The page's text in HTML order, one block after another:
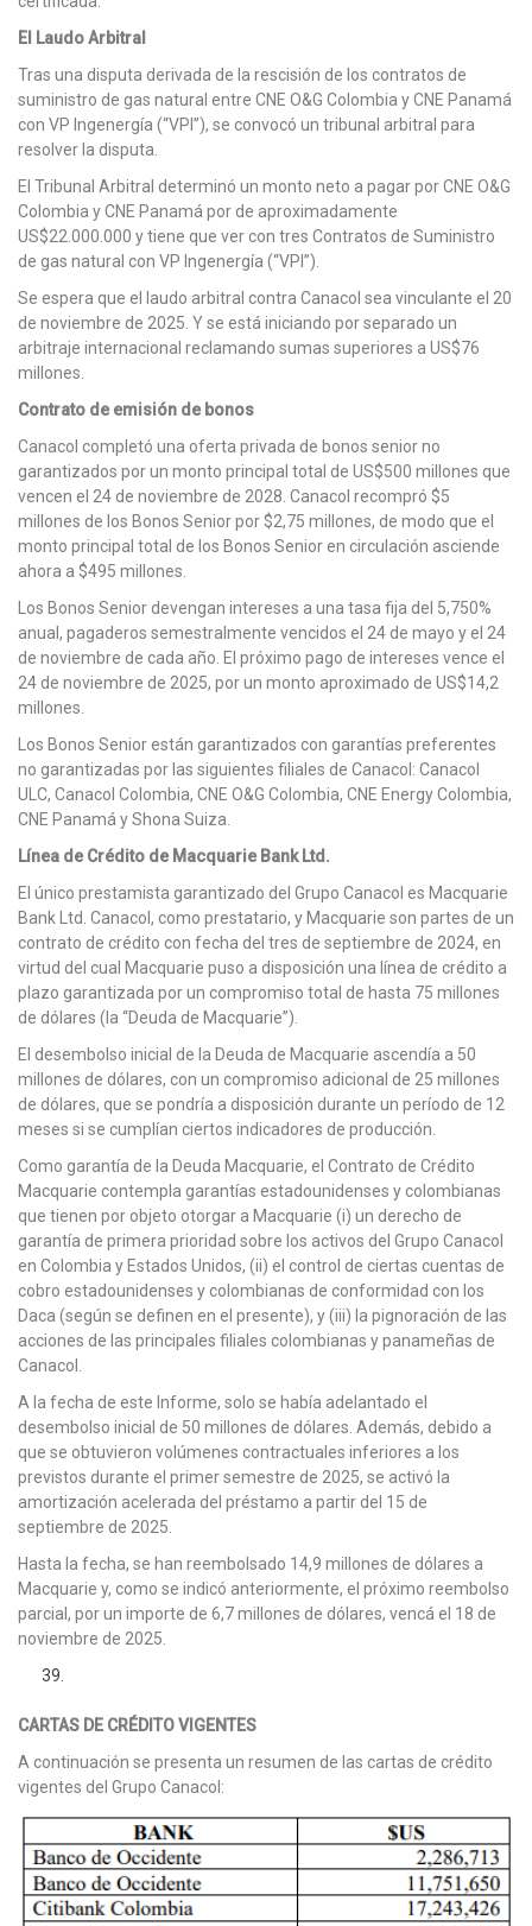
El Laudo Arbitral
Tras una disputa derivada de la rescisión de los contratos de
suministro de gas natural entre CNE O&G Colombia y CNE Panamá
con VP Ingenergía (“VPI”), se convocó un tribunal arbitral para
resolver la disputa.
El Tribunal Arbitral determinó un monto neto a pagar por CNE O&G
Colombia y CNE Panamá por de aproximadamente
US$22.000.000 y tiene que ver con tres Contratos de Suministro
de gas natural con VP Ingenergía (“VPI”).
Se espera que el laudo arbitral contra Canacol sea vinculante el 20
de noviembre de 2025. Y se está iniciando por separado un
arbitraje internacional reclamando sumas superiores a US$76
millones.
Contrato de emisión de bonos
Canacol completó una oferta privada de bonos senior no
garantizados por un monto principal total de US$500 millones que
vencen el 24 de noviembre de 2028. Canacol recompró $5
millones de los Bonos Senior por $2,75 millones, de modo que el
monto principal total de los Bonos Senior en circulación asciende
ahora a $495 millones.
Los Bonos Senior devengan intereses a una tasa fija del 5,750%
anual, pagaderos semestralmente vencidos el 24 de mayo y el 24
de noviembre de cada año. El próximo pago de intereses vence el
24 de noviembre de 2025, por un monto aproximado de US$14,2
millones.
Los Bonos Senior están garantizados con garantías preferentes
no garantizadas por las siguientes filiales de Canacol: Canacol
ULC, Canacol Colombia, CNE O&G Colombia, CNE Energy Colombia,
CNE Panamá y Shona Suiza.
Línea de Crédito de Macquarie Bank Ltd.
El único prestamista garantizado del Grupo Canacol es Macquarie
Bank Ltd. Canacol, como prestatario, y Macquarie son partes de un
contrato de crédito con fecha del tres de septiembre de 2024, en
virtud del cual Macquarie puso a disposición una línea de crédito a
plazo garantizada por un compromiso total de hasta 75 millones
de dólares (la “Deuda de Macquarie”).
El desembolso inicial de la Deuda de Macquarie ascendía a 50
millones de dólares, con un compromiso adicional de 25 millones
de dólares, que se pondría a disposición durante un período de 12
meses si se cumplían ciertos indicadores de producción.
Como garantía de la Deuda Macquarie, el Contrato de Crédito
Macquarie contempla garantías estadounidenses y colombianas
que tienen por objeto otorgar a Macquarie (i) un derecho de
garantía de primera prioridad sobre los activos del Grupo Canacol
en Colombia y Estados Unidos, (ii) el control de ciertas cuentas de
cobro estadounidenses y colombianas de conformidad con los
Daca (según se definen en el presente), y (iii) la pignoración de las
acciones de las principales filiales colombianas y panameñas de
Canacol.
A la fecha de este Informe, solo se había adelantado el
desembolso inicial de 50 millones de dólares. Además, debido a
que se obtuvieron volúmenes contractuales inferiores a los
previstos durante el primer semestre de 2025, se activó la
amortización acelerada del préstamo a partir del 15 de
septiembre de 2025.
Hasta la fecha, se han reembolsado 14,9 millones de dólares a
Macquarie y, como se indicó anteriormente, el próximo reembolso
parcial, por un importe de 6,7 millones de dólares, vencá el 18 de
noviembre de 2025.
CARTAS DE CRÉDITO VIGENTES
A continuación se presenta un resumen de las cartas de crédito
vigentes del Grupo Canacol: